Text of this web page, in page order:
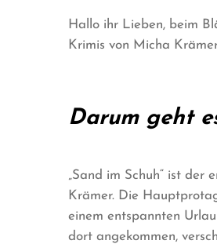
Hallo ihr Lieben, beim
Krimis von Micha
Darum geht
„Sand im Schuh“ ist der
Krämer. Die
einem entspannten
dort angekommen,